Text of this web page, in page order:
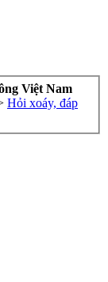
Việt Nam
Hỏi xoáy, đáp